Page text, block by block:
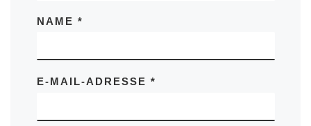
NAME *
E-MAIL-ADRESSE *